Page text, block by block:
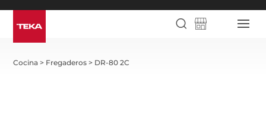
Cocina > Fregaderos > DR-80 2C